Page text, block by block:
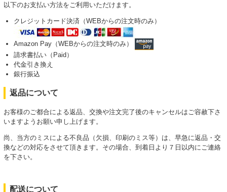
以下のお支払い方法をご利用いただけます。
クレジットカード決済（WEBからの注文時のみ）
Amazon Pay（WEBからの注文時のみ）
請求書払い（Paid）
代金引き換え
銀行振込
返品について
お客様のご都合による返品、交換や注文完了後のキャンセルはご容赦下さ
いますようお願い申し上げます。
尚、当方のミスによる不良品（欠損、印刷のミス等）は、早急に返品・交
換などの対応をさせて頂きます。その場合、到着日より７日以内にご連絡
を下さい。
配送について